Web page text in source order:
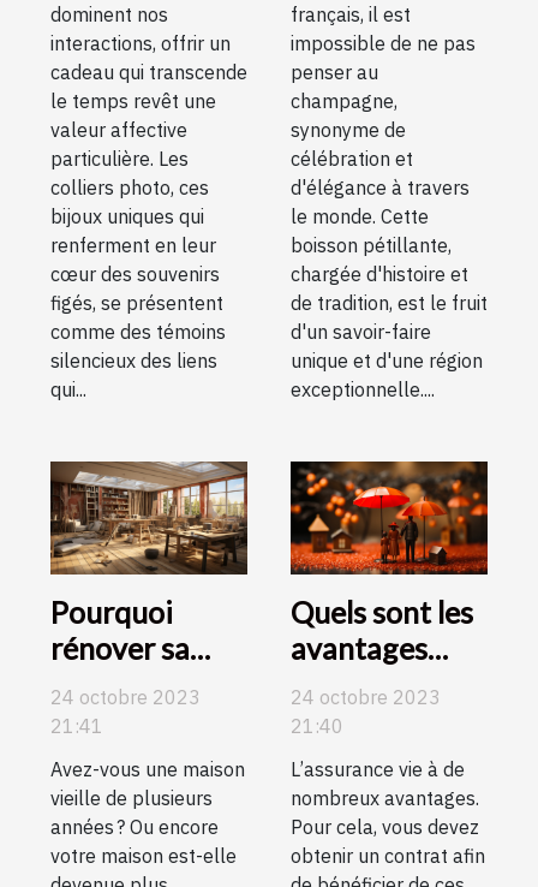
dominent nos
interactions, offrir un
cadeau qui transcende
le temps revêt une
valeur affective
particulière. Les
colliers photo, ces
bijoux uniques qui
renferment en leur
cœur des souvenirs
figés, se présentent
comme des témoins
silencieux des liens
qui...
français, il est
impossible de ne pas
penser au
champagne,
synonyme de
célébration et
d'élégance à travers
le monde. Cette
boisson pétillante,
chargée d'histoire et
de tradition, est le fruit
d'un savoir-faire
unique et d'une région
exceptionnelle....
Pourquoi
rénover sa
maison ?
24 octobre 2023
21:41
Avez-vous une maison
vieille de plusieurs
années ? Ou encore
votre maison est-elle
Quels sont les
avantages
d’une
assurance
vie ?
24 octobre 2023
21:40
L’assurance vie à de
nombreux avantages.
Pour cela, vous devez
obtenir un contrat afin